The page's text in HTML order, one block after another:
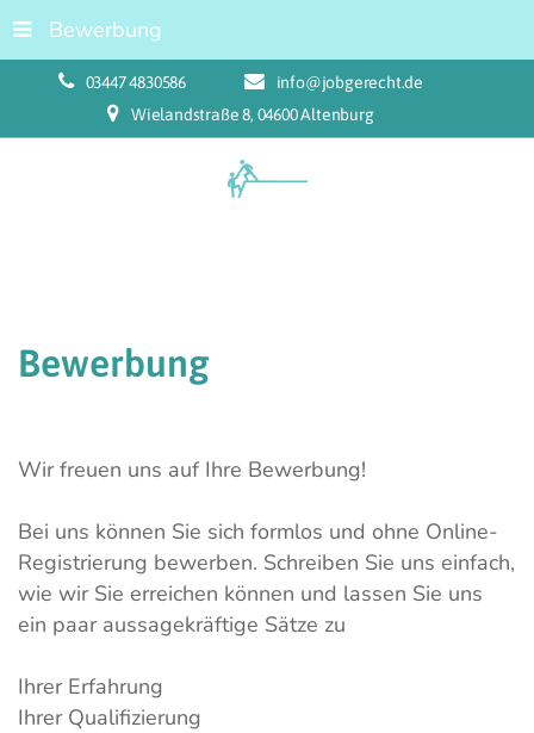
03447 4830586
info@jobgerecht.de
Wielandstraße 8, 04600 Altenburg
Bewerbung
Bewerbung
Wir freuen uns auf Ihre Bewerbung!
Bei uns können Sie sich formlos und ohne Online-
Registrierung bewerben. Schreiben Sie uns einfach,
wie wir Sie erreichen können und lassen Sie uns
ein paar aussagekräftige Sätze zu
Ihrer Erfahrung
Ihrer Qualifizierung